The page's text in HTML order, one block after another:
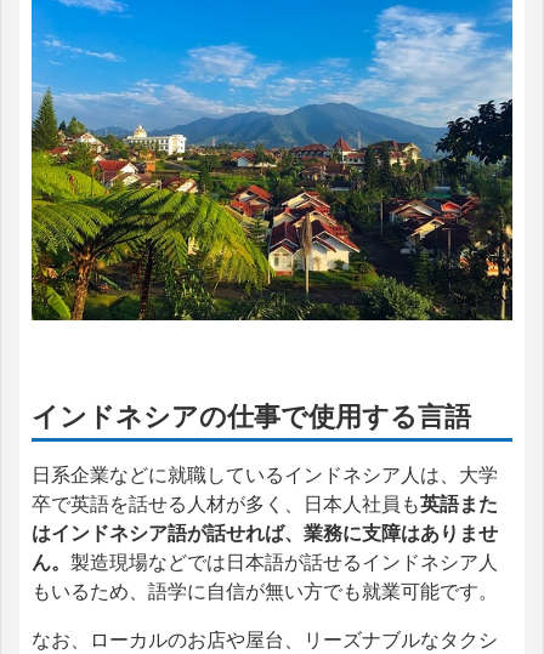
インドネシアの仕事で使用する言語
日系企業などに就職しているインドネシア人は、大学
卒で英語を話せる人材が多く、日本人社員も英語また
はインドネシア語が話せれば、業務に支障はありませ
ん。 製造現場などでは日本語が話せるインドネシア人
もいるため、語学に自信が無い方でも就業可能です。
なお、ローカルのお店や屋台、リーズナブルなタクシ